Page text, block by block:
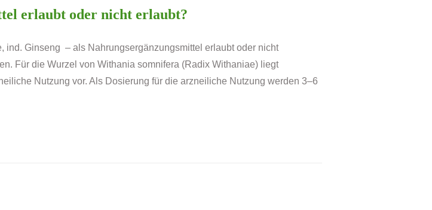
erlaubt oder nicht erlaubt?
Ginseng – als Nahrungsergänzungsmittel erlaubt oder nicht
die Wurzel von Withania somnifera (Radix Withaniae) liegt
Nutzung vor. Als Dosierung für die arzneiliche Nutzung werden 3–6